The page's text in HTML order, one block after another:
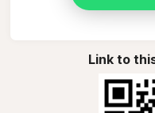
Link to